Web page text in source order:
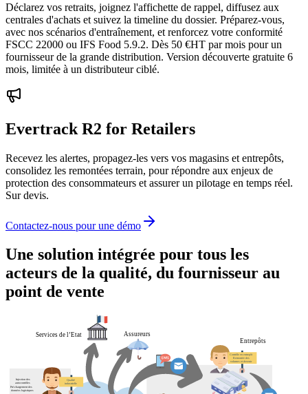
Déclarez vos retraits, joignez l'affichette de rappel, diffusez aux
centrales d'achats et suivez la timeline du dossier. Préparez-vous,
avec nos scénarios d'entraînement, et renforcez votre conformité
FSCC 22000 ou IFS Food 5.9.2. Dès 50 €HT par mois pour un
fournisseur de la grande distribution. Version découverte gratuite 6
mois, limitée à un distributeur ciblé.
Evertrack R2 for Retailers
Recevez les alertes, propagez-les vers vos magasins et entrepôts,
consolidez les remontées terrain, pour répondre aux enjeux de
protection des consommateurs et assurer un pilotage en temps réel.
Sur devis.
Contactez-nous pour une démo
Une solution intégrée pour tous les
acteurs de la qualité, du fournisseur au
point de vente